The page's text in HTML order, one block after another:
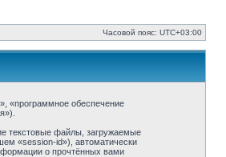
Часовой пояс: UTC+03:00
«программное обеспечение
текстовые файлы, загружаемые
«session-id»), автоматически
о прочтённых вами